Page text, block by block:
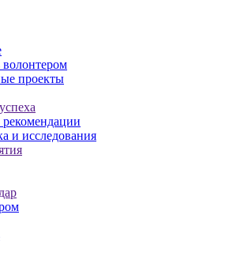
волонтером
проекты
и исследования